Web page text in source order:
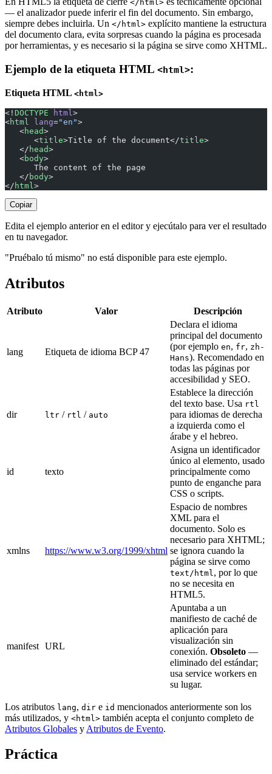
</html>
— el analizador puede inferir el fin del documento. Sin embargo,
siempre debes incluirla. Un </html> explícito mantiene la estructura
del documento clara, evita sorpresas cuando la página es procesada
por herramientas, y es necesario si la página se sirve como XHTML.
Ejemplo de la etiqueta HTML <html>:
Etiqueta HTML <html>
<! DOCTYPE html >
<html lang="en">
   <
head>
      <
title>Title of the document</title>
   </
head>
   <
body>
      The content of the page
   </
body>
</ html >
Copiar
Edita el ejemplo anterior en el editor y ejecútalo para ver el resultado
en tu navegador.
"Pruébalo tú mismo" no está disponible para este ejemplo.
Atributos
Atributo Valor Descripción
lang Etiqueta de idioma BCP 47
Declara el idioma
principal del documento
(por ejemplo en, fr, zh-
Hans). Recomendado en
todas las páginas por
accesibilidad y SEO.
dir ltr / rtl / auto
Establece la dirección
del texto base. Usa rtl
para idiomas de derecha
a izquierda como el
árabe y el hebreo.
id texto
Asigna un identificador
único al elemento, usado
principalmente como
punto de enganche para
CSS o scripts.
xmlns https://www.w3.org/1999/xhtml
Espacio de nombres
XML para el
documento. Solo es
necesario para XHTML;
se ignora cuando la
página se sirve como
text/html , por lo que
no se necesita en
HTML5.
manifest URL
Apuntaba a un
manifiesto de caché de
aplicación para
visualización sin
conexión. Obsoleto —
eliminado del estándar;
usa service workers en
su lugar.
Los atributos lang, dir e id mencionados anteriormente son los
más utilizados, y <html> también acepta el conjunto completo de
Atributos Globales y Atributos de Evento.
Práctica